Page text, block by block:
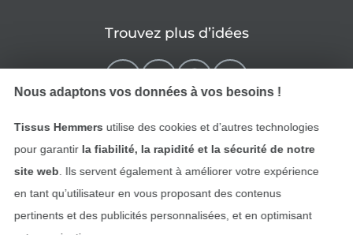
Trouvez plus d’idées
Nous adaptons vos données à vos besoins !
Tissus Hemmers utilise des cookies et d’autres technologies
pour garantir la fiabilité, la rapidité et la sécurité de notre
site web . Ils servent également à améliorer votre expérience
en tant qu’utilisateur en vous proposant des contenus
pertinents et des publicités personnalisées, et en optimisant